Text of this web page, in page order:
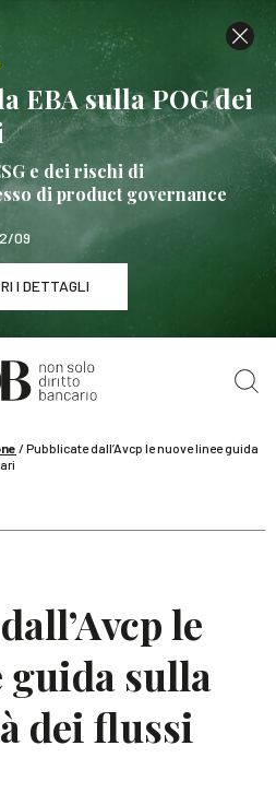
EBA sulla POG dei
e dei rischi di
di product governance
09
I DETTAGLI
settembre
sulla POG dei prodotti
/Pubblicate dall’Avcp le nuove linee guida
le
guida sulla
dei flussi